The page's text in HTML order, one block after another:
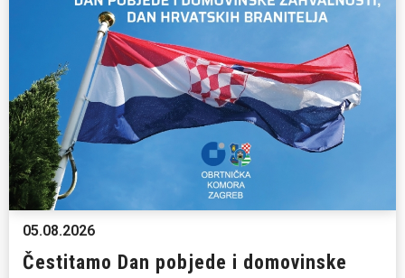
05.08.2026
Čestitamo Dan pobjede i domovinske